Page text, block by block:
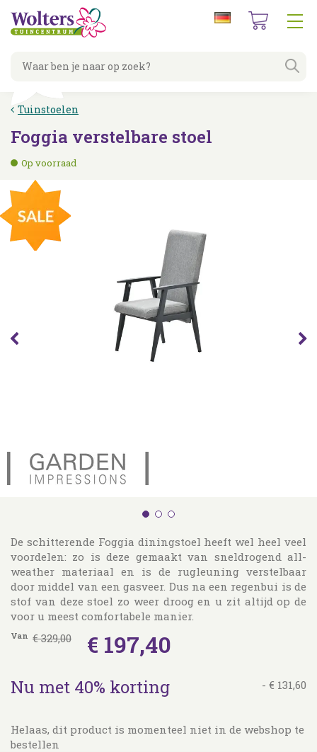
Tuinstoelen
Foggia verstelbare stoel
Op voorraad
De schitterende Foggia diningstoel heeft wel heel veel
voordelen: zo is deze gemaakt van sneldrogend all-
weather materiaal en is de rugleuning verstelbaar
door middel van een gasveer. Dus na een regenbui is de
stof van deze stoel zo weer droog en u zit altijd op de
voor u meest comfortabele manier.
Van € 329,00 € 197,40
Nu met 40% korting - € 131,60
Helaas, dit product is momenteel niet in de webshop te
bestellen